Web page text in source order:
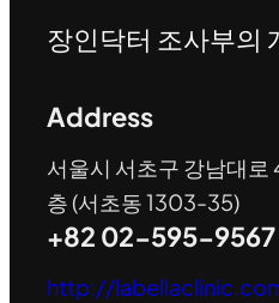
장인닥터 조사부의
Address
서울시 서초구 강남대
층 (서초동 1303-35)
+82 02-595-9567
http://